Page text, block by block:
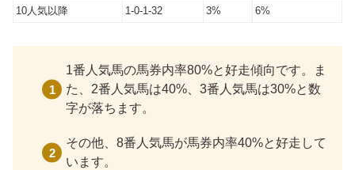
10人気以降
1-0-1-32 3% 6%
1番人気馬の馬券内率80%と好走傾向です。ま
た、2番人気馬は40%、3番人気馬は30%と数
字が落ちます。
その他、8番人気馬が馬券内率40%と好走して
います。